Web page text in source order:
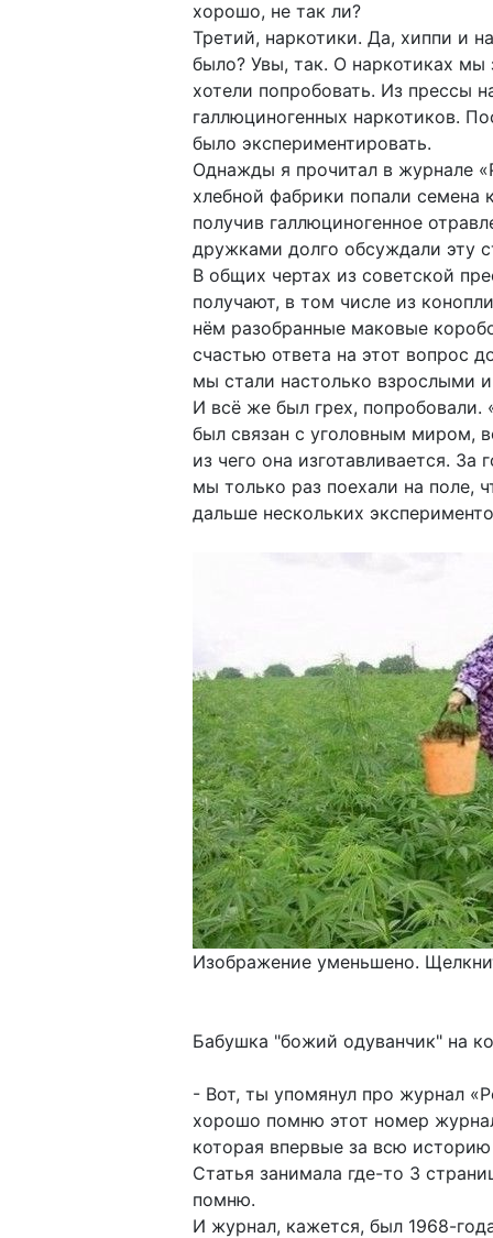
хорошо, не так ли?
Третий, наркотики. Да, хиппи и
было? Увы, так. О наркотиках
хотели попробовать. Из прессы
галлюциногенных наркотиков.
было экспериментировать.
Однажды я прочитал в журнале
хлебной фабрики попали семена
получив галлюциногенное
дружками долго обсуждали эту
В общих чертах из советской
получают, в том числе из
нём разобранные маковые
счастью ответа на этот вопрос
мы стали настолько взрослыми
И всё же был грех,
был связан с уголовным миром,
из чего она изготавливается.
мы только раз поехали на поле,
дальше нескольких
Изображение уменьшено.
Бабушка "божий одуванчик" на
- Вот, ты упомянул про журнал
хорошо помню этот номер
которая впервые за всю
Статья занимала где-то 3
помню.
И журнал, кажется, был 1968-